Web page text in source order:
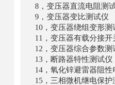
8，变压器直流电
9，变压器变比
10，变压器绕组变形
11，变压器有载分
12，变压器综合
13，断路器特
14，氧化锌避雷器
15，三相微机继